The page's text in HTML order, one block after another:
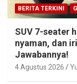
BERITA TERKINI
SUV 7-seater
nyaman, dan
Jawabannya!
4 Agustus 2026